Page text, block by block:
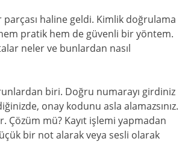
parçası haline geldi. Kimlik doğrulama
pratik hem de güvenli bir yöntem.
neler ve bunlardan nasıl
biri. Doğru numarayı girdiniz
onay kodunu asla alamazsınız.
Çözüm mü? Kayıt işlemi yapmadan
bir not alarak veya sesli olarak